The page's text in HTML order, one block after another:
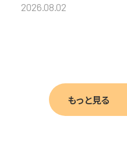
2026.08.02
もっと見る